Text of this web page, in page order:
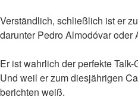
Verständlich, schließlich ist er
darunter Pedro Almodóvar oder
Er ist wahrlich der perfekte
Und weil er zum diesjährigen
berichten weiß.